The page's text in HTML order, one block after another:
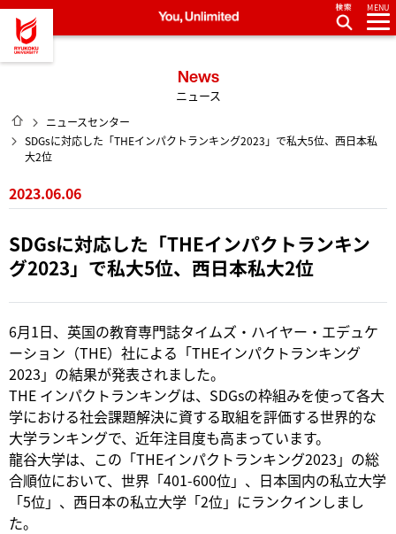
龍谷大学 You, Unlimited
MENU
News
ニュース
HOME
ニュースセンター
SDGsに対応した「THEインパクトランキング2023」で私大5位、西日本私
大2位
2023.06.06
SDGsに対応した「THEインパクトランキン
グ2023」で私大5位、西日本私大2位
6月1日、英国の教育専門誌タイムズ・ハイヤー・エデュケ
ーション（THE）社による「THEインパクトランキング
2023」の結果が発表されました。
THE インパクトランキングは、SDGsの枠組みを使って各大
学における社会課題解決に資する取組を評価する世界的な
大学ランキングで、近年注目度も高まっています。
龍谷大学は、この「THEインパクトランキング2023」の総
合順位において、世界「401-600位」、日本国内の私立大学
「5位」、西日本の私立大学「2位」にランクインしまし
た。